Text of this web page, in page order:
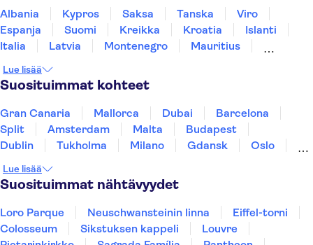
Albania Kypros Saksa Tanska
Viro
Espanja
Suomi Kreikka Kroatia
Islanti
Italia
Latvia Montenegro
Mauritius
Thaimaa
Turkki
Lue lisää
Suosituimmat kohteet
Gran Canaria Mallorca Dubai
Barcelona
Split
Amsterdam Malta
Budapest
Dublin
Tukholma Milano Gdansk
Oslo
Tallinna
Ljubljana Riika
Lue lisää
Suosituimmat nähtävyydet
Loro Parque Neuschwansteinin linna
Eiffel-torni
Colosseum
Sikstuksen kappeli
Louvre